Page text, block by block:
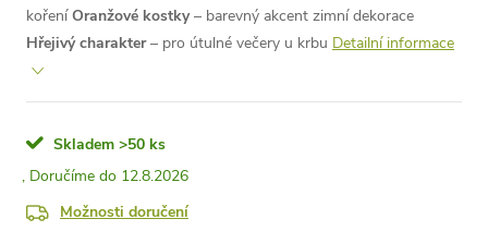
kořeníOranžové kostky– barevný akcent zimní dekorace
Hřejivý charakter– pro útulné večery u krbu Detailní informace
Skladem >50 ks
12.8.2026
Možnosti doručení